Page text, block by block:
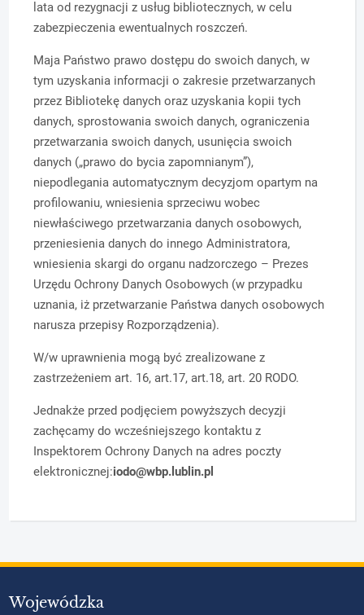
lata od rezygnacji z usług bibliotecznych, w celu
zabezpieczenia ewentualnych roszczeń.
Maja Państwo prawo dostępu do swoich danych, w
tym uzyskania informacjio zakresie przetwarzanych
przez Bibliotekę danych oraz uzyskania kopii tych
danych, sprostowania swoich danych, ograniczenia
przetwarzania swoich danych, usunięcia swoich
danych („prawo do bycia zapomnianym”),
niepodlegania automatycznym decyzjom opartym na
profilowaniu, wniesienia sprzeciwu wobec
niewłaściwego przetwarzania danych osobowych,
przeniesienia danych do innego Administratora,
wniesienia skargi do organu nadzorczego – Prezes
Urzędu Ochrony Danych Osobowych (w przypadku
uznania, iż przetwarzanie Państwa danych osobowych
narusza przepisy Rozporządzenia).
W/w uprawnienia mogą być zrealizowane z
zastrzeżeniem art. 16, art.17, art.18, art. 20 RODO.
Jednakże przed podjęciem powyższych decyzji
zachęcamy do wcześniejszego kontaktuz
Inspektorem Ochrony Danych na adres poczty
elektronicznej:iodo@wbp.lublin.pl
Wojewódzka